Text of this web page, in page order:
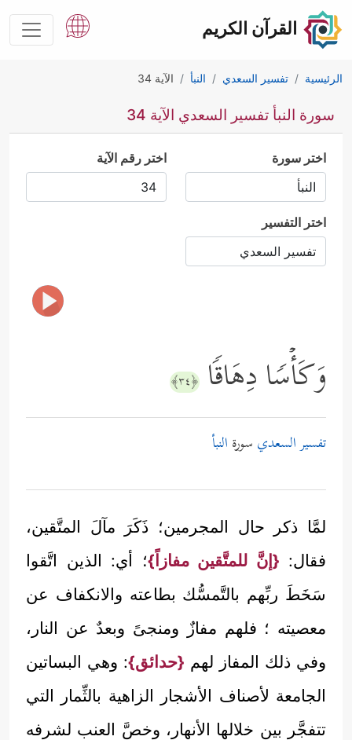
القرآن الكريم
الرئيسية تفسير السعدي النبأ الآية 34
سورة النبأ تفسير السعدي الآية 34
اختر سورة اختر رقم الآية
اختر التفسير
وَكَأۡسࣰا دِهَاقࣰا ﴿٣٤﴾
تفسير السعدي سورة النبأ
لمَّا ذكر حال المجرمين؛ ذَكَرَ مآلَ المتَّقين،
فقال: {إنَّ للمتَّقين مفازاً}؛ أي: الذين اتَّقوا
سَخَطَ ربِّهم بالتَّمسُّك بطاعته والانكفاف عن
معصيته ؛ فلهم مفازٌ ومنجىً وبعدٌ عن النار،
وفي ذلك المفاز لهم {حدائق}: وهي البساتين
الجامعة لأصناف الأشجار الزاهية بالثِّمار التي
تتفجَّر بين خلالها الأنهار، وخصَّ العنب لشرفه